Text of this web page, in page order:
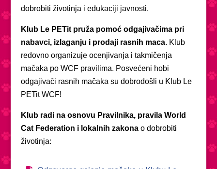
dobrobiti životinja i edukaciji javnosti.
Klub Le PETit pruža pomoć odgajivačima pri
nabavci, izlaganju i prodaji rasnih maca. Klub
redovno organizuje ocenjivanja i takmičenja
mačaka po WCF pravilima. Posvećeni hobi
odgajivači rasnih mačaka su dobrodošli u Klub Le
PETit WCF!
Klub radi na osnovu Pravilnika, pravila World
Cat Federation i lokalnih zakona o dobrobiti
životinja: